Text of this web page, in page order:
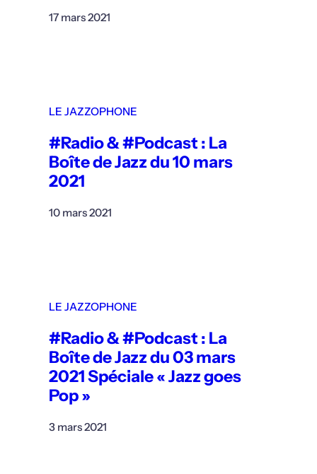
17 mars 2021
LE JAZZOPHONE
#Radio & #Podcast : La
Boîte de Jazz du 10 mars
2021
10 mars 2021
LE JAZZOPHONE
#Radio & #Podcast : La
Boîte de Jazz du 03 mars
2021 Spéciale « Jazz goes
Pop »
3 mars 2021